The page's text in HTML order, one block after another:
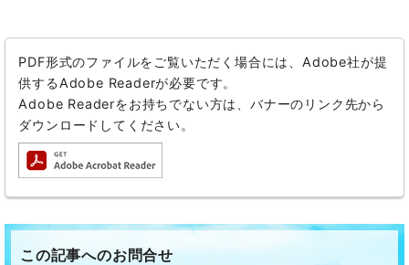
PDF形式のファイルをご覧いただく場合には、Adobe社が提
供するAdobe Readerが必要です。
Adobe Readerをお持ちでない方は、バナーのリンク先から
ダウンロードしてください。
この記事へのお問合せ